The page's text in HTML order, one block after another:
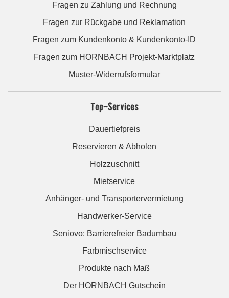
Fragen zu Zahlung und Rechnung
Fragen zur Rückgabe und Reklamation
Fragen zum Kundenkonto & Kundenkonto-ID
Fragen zum HORNBACH Projekt-Marktplatz
Muster-Widerrufsformular
Top-Services
Dauertiefpreis
Reservieren & Abholen
Holzzuschnitt
Mietservice
Anhänger- und Transportervermietung
Handwerker-Service
Seniovo: Barrierefreier Badumbau
Farbmischservice
Produkte nach Maß
Der HORNBACH Gutschein